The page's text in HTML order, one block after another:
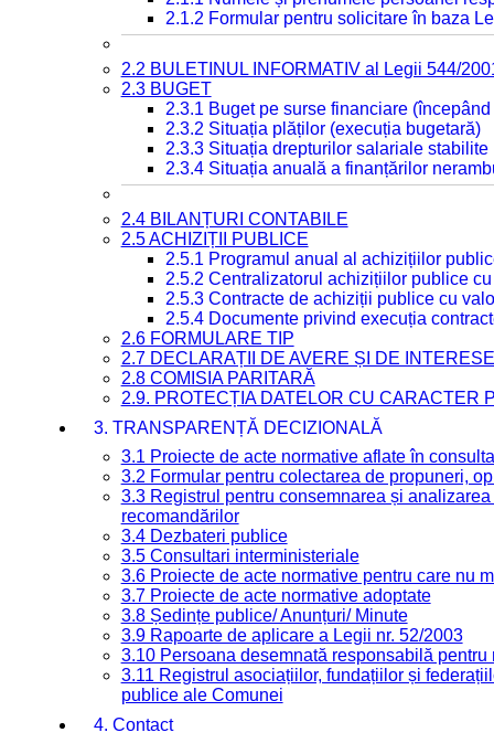
2.1.2 Formular pentru solicitare în baza
2.2 BULETINUL INFORMATIV al Legii 544/
2.3 BUGET
2.3.1 Buget pe surse financiare
2.3.2 Situația plăților (execuția bugetară)
2.3.3 Situația drepturilor salariale
2.3.4 Situația anuală a finanțărilor
2.4 BILANȚURI CONTABILE
2.5 ACHIZIȚII PUBLICE
2.5.1 Programul anual al achizițiilor
2.5.2 Centralizatorul achizițiilor publice
2.5.3 Contracte de achiziții publice cu
2.5.4 Documente privind execuția
2.6 FORMULARE TIP
2.7 DECLARAȚII DE AVERE ȘI DE INTERESE
2.8 COMISIA PARITARĂ
2.9. PROTECȚIA DATELOR CU CARACTER
3. TRANSPARENȚĂ DECIZIONALĂ
3.1 Proiecte de acte normative aflate în
3.2 Formular pentru colectarea de propuneri,
3.3 Registrul pentru consemnarea și
recomandărilor
3.4 Dezbateri publice
3.5 Consultari interministeriale
3.6 Proiecte de acte normative pentru care nu
3.7 Proiecte de acte normative adoptate
3.8 Ședințe publice/ Anunțuri/ Minute
3.9 Rapoarte de aplicare a Legii nr. 52/2003
3.10 Persoana desemnată responsabilă
3.11 Registrul asociațiilor, fundațiilor și
publice ale Comunei
4. Contact